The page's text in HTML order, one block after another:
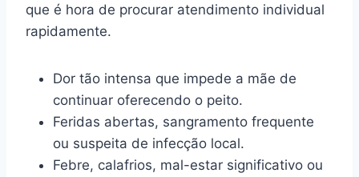
que é hora de procurar atendimento individual
rapidamente.
Dor tão intensa que impede a mãe de
continuar oferecendo o peito.
Feridas abertas, sangramento frequente
ou suspeita de infecção local.
Febre, calafrios, mal-estar significativo ou